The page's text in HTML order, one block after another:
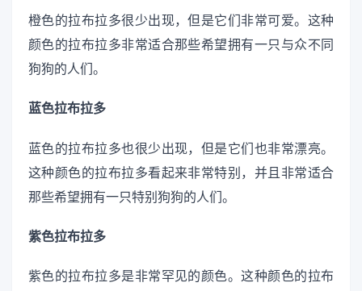
橙色的拉布拉多很少出现，但是它们非常可爱。这种
颜色的拉布拉多非常适合那些希望拥有一只与众不同
狗狗的人们。
蓝色拉布拉多
蓝色的拉布拉多也很少出现，但是它们也非常漂亮。
这种颜色的拉布拉多看起来非常特别，并且非常适合
那些希望拥有一只特别狗狗的人们。
紫色拉布拉多
紫色的拉布拉多是非常罕见的颜色。这种颜色的拉布